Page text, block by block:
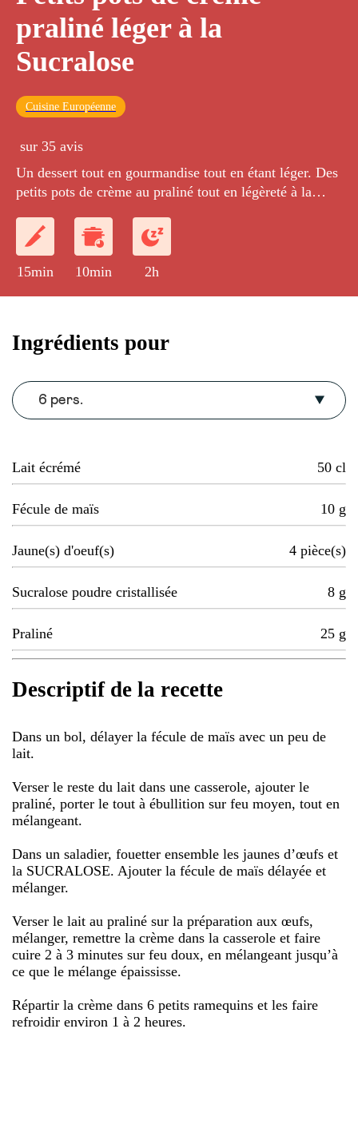
praliné léger à la
Sucralose
Cuisine Européenne
sur 35 avis
Un dessert tout en gourmandise tout en étant léger. Des
petits pots de crème au praliné tout en légèreté à la
15min 10min 2h
Ingrédients pour
6 pers.
Lait écrémé 50 cl
Fécule de maïs 10 g
Jaune(s) d'oeuf(s) 4 pièce(s)
Sucralose poudre cristallisée 8 g
Praliné 25 g
Descriptif de la recette
Dans un bol, délayer la fécule de maïs avec un peu de
lait.
Verser le reste du lait dans une casserole, ajouter le
praliné, porter le tout à ébullition sur feu moyen, tout en
mélangeant.
Dans un saladier, fouetter ensemble les jaunes d’œufs et
la SUCRALOSE. Ajouter la fécule de maïs délayée et
mélanger.
Verser le lait au praliné sur la préparation aux œufs,
mélanger, remettre la crème dans la casserole et faire
cuire 2 à 3 minutes sur feu doux, en mélangeant jusqu’à
ce que le mélange épaississe.
Répartir la crème dans 6 petits ramequins et les faire
refroidir environ 1 à 2 heures.